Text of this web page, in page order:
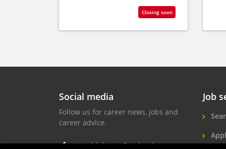
Closing soon
Social media
Follow us for career news, jobs and
career advice.
Hotel jobs on Facebook
Job